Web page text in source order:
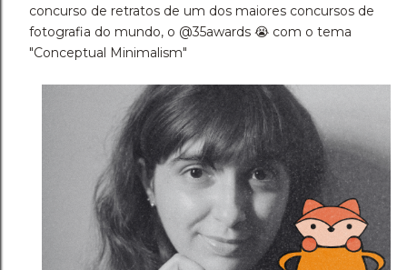
concurso de retratos de um dos maiores concursos de
fotografia do mundo, o @35awards 😭 com o tema
"Conceptual Minimalism"